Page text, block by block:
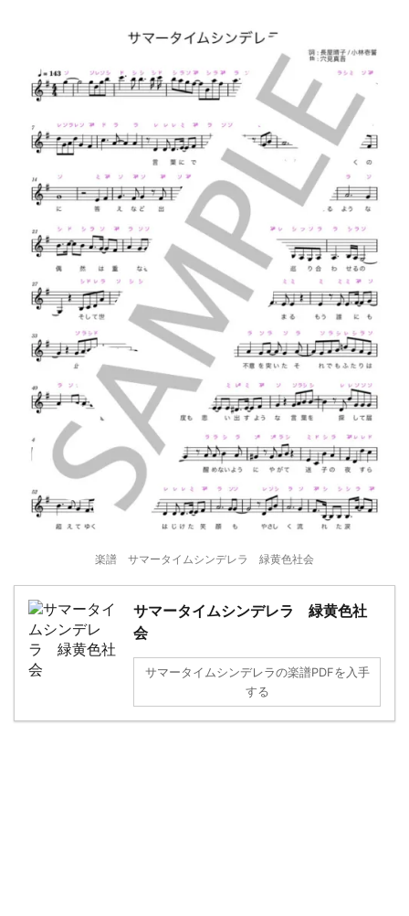
楽譜 サマータイムシンデレラ 緑黄色社会
サマータイムシンデレラ 緑黄色社
会
サマータイムシンデレラの楽譜PDFを入手
する